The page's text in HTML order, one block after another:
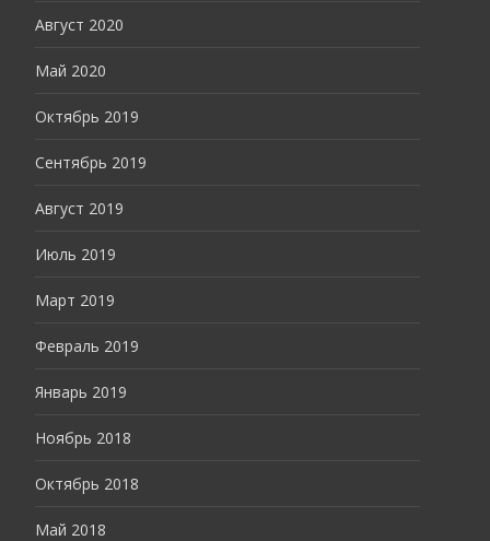
Август 2020
Май 2020
Октябрь 2019
Сентябрь 2019
Август 2019
Июль 2019
Март 2019
Февраль 2019
Январь 2019
Ноябрь 2018
Октябрь 2018
Май 2018